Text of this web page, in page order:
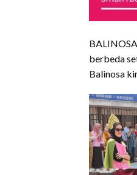
berbeda
Balinosa